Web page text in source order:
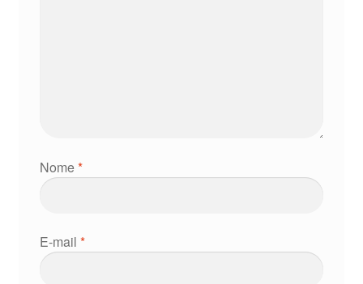
Nome*
E-mail *